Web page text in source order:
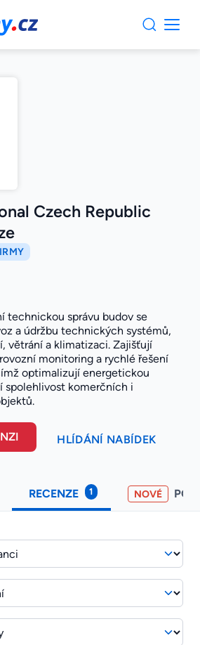
Czech Republic
technickou správu budov se
a údržbu technických systémů,
větrání a klimatizaci. Zajišťují
monitoring a rychlé řešení
optimalizují energetickou
spolehlivost komerčních i
HLÍDÁNÍ NABÍDEK
RECENZE 1 NOVÉ